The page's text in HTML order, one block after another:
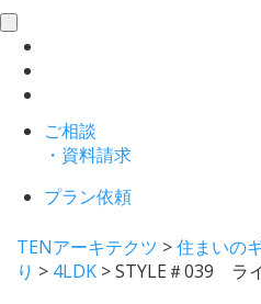
toggle
navigation
ご相談
・資料請求
プラン依頼
TENアーキテクツ >住まいの
り > 4LDK >STYLE＃039 ラ